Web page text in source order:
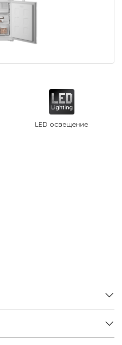
LED освещение